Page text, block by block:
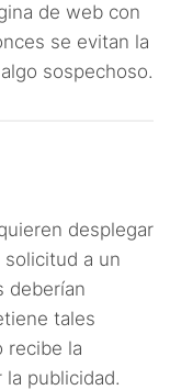
de web con
se evitan la
sospechoso.
desplegar
solicitud a un
deberían
tales
recibe la
publicidad.